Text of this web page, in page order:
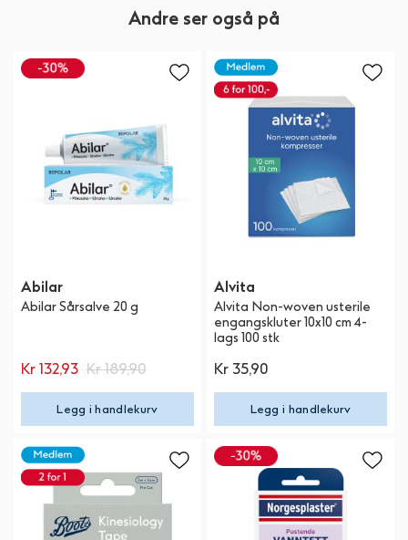
Andre ser også på
Abilar
Abilar Sårsalve 20 g
Kr 132,93 Kr 189,90
Legg i handlekurv
Alvita
Alvita Non-woven usterile
engangskluter 10x10 cm 4-
lags 100 stk
Kr 35,90
Legg i handlekurv